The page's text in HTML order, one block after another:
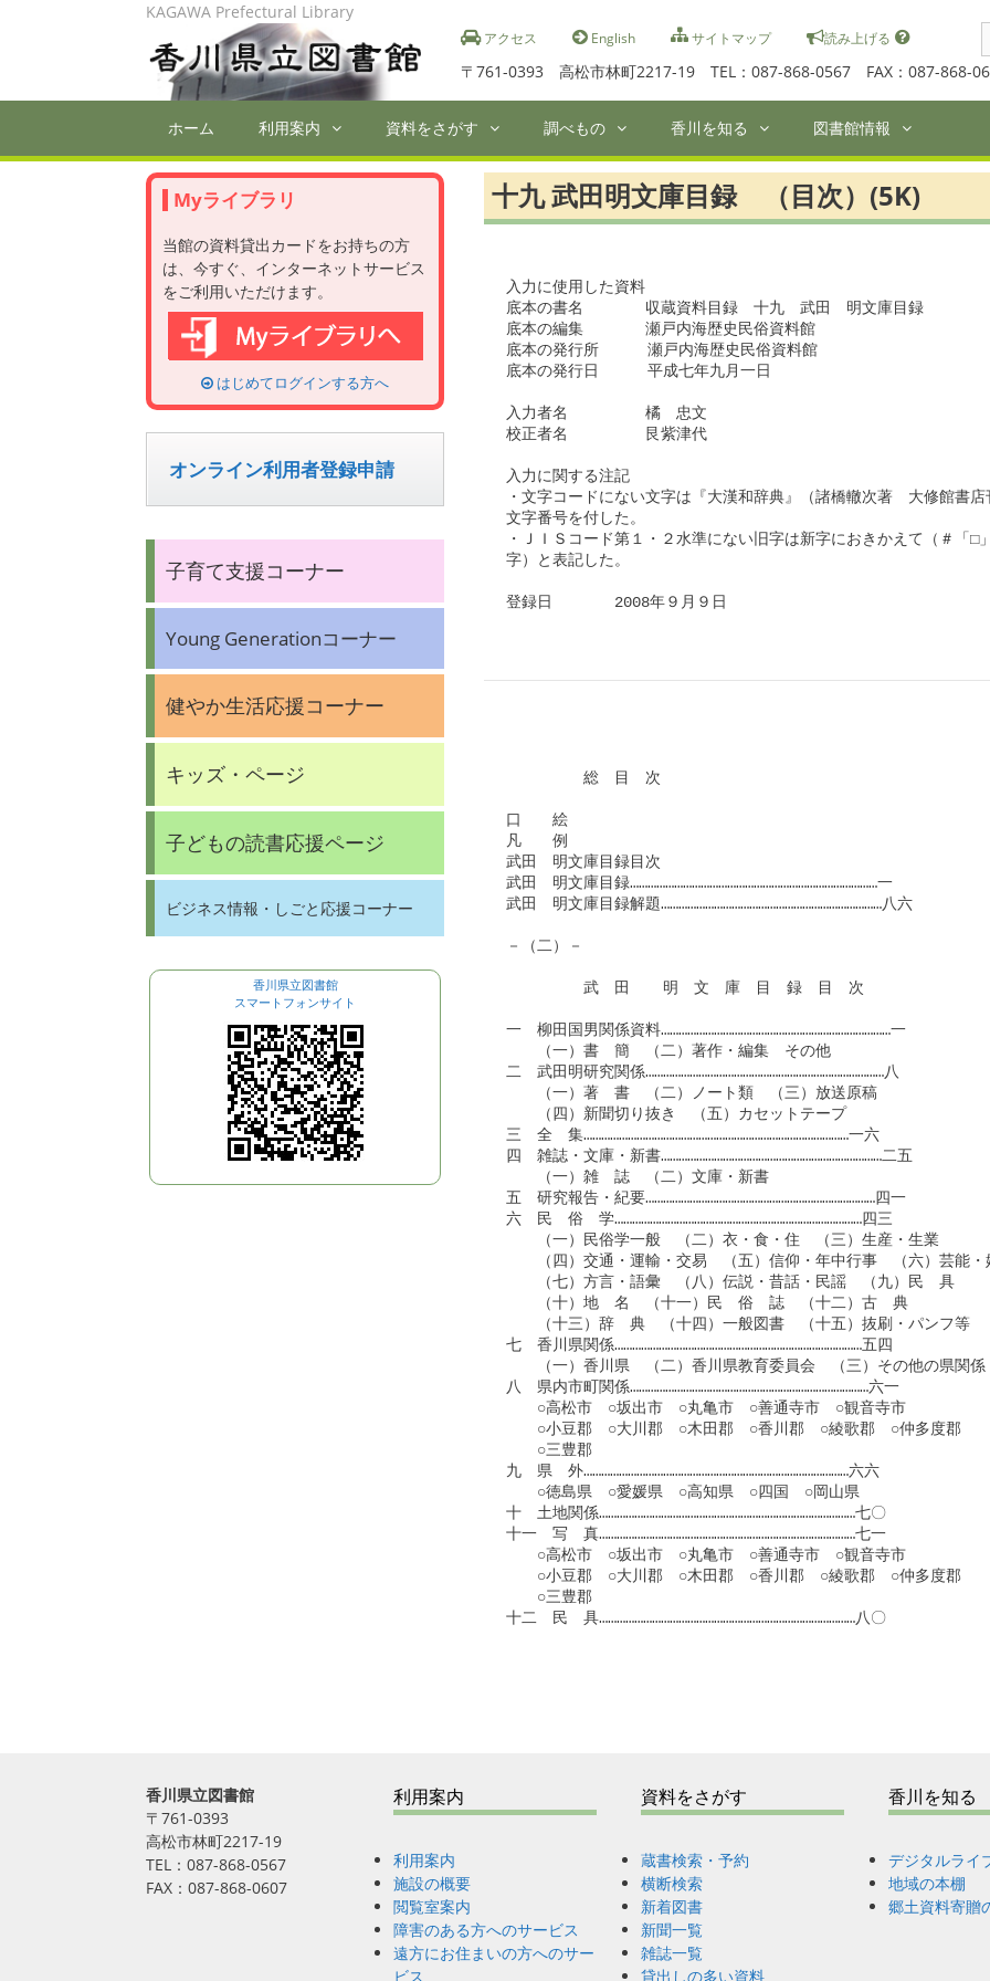
アクセス English サイトマップ 読み上げる
〒761-0393 高松市林町2217-19 TEL：087-868-0567 FAX：087-868-
KAGAWA Prefectural Library
ホーム 利用案内 資料をさがす 調べもの 香川を知る 図書館情報
十九 武田明文庫目録 （目次）(5K)
入力に使用した資料
底本の書名　　　　収蔵資料目録　十九　武田　明文庫
底本の編集　　　　瀬戸内海歴史民俗資料館
底本の発行所　　  瀬戸内海歴史民俗資料館
底本の発行日　　  平成七年九月一日
入力者名　　　　　橘　忠文
校正者名　　　　　艮紫津代
入力に関する注記
・文字コードにない文字は『大漢和辞典』（諸橋轍次著　大修館書店
文字番号を付した。
・ＪＩＳコード第１・２水準にない旧字は新字におきかえて（＃「□
字）と表記した。
登録日　　　　2008年９月９日
総　目　次
口　　絵
凡　　例
武田　明文庫目録目次
武田　明文庫目録…………………………………………………………………………一
武田　明文庫目録解題…………………………………………………………………八六
－（二）－
武　田  　明　文　庫　目　録　目　次
一　柳田国男関係資料……………………………………………………………………一
（一）書　簡　（二）著作・編集　その他
二　武田明研究関係………………………………………………………………………八
（一）著　書　（二）ノート類　（三）放送原稿
（四）新聞切り抜き　（五）カセットテープ
三　全　集………………………………………………………………………………一六
四　雑誌・文庫・新書…………………………………………………………………二五
（一）雑　誌　（二）文庫・新書
五　研究報告・紀要……………………………………………………………………四一
六　民　俗　学…………………………………………………………………………四三
（一）民俗学一般　（二）衣・食・住　（三）生産・生業
（四）交通・運輸・交易　（五）信仰・年中行事　（六）芸能・
（七）方言・語彙　（八）伝説・昔話・民謡　（九）民　具
（十）地　名　（十一）民　俗　誌　（十二）古　典
（十三）辞　典　（十四）一般図書　（十五）抜刷・パンフ
七　香川県関係…………………………………………………………………………五四
（一）香川県　（二）香川県教育委員会　（三）その他の県関係
八　県内市町関係………………………………………………………………………六一
○高松市　○坂出市　○丸亀市　○善通寺市　○観音寺市
○小豆郡　○大川郡　○木田郡　○香川郡　○綾歌郡　○仲多度郡
○三豊郡
九　県　外………………………………………………………………………………六六
○徳島県　○愛媛県　○高知県　○四国　○岡山県
十　土地関係……………………………………………………………………………七〇
十一　写　真……………………………………………………………………………七一
○高松市　○坂出市　○丸亀市　○善通寺市　○観音寺市
○小豆郡　○大川郡　○木田郡　○香川郡　○綾歌郡　○仲多度郡
○三豊郡
十二　民　具……………………………………………………………………………八〇
Myライブラリ
当館の資料貸出カードをお持ちの方
は、今すぐ、インターネットサービス
をご利用いただけます。
はじめてログインする方へ
オンライン利用者登録申請
子育て支援コーナー
Young Generationコーナー
健やか生活応援コーナー
キッズ・ページ
子どもの読書応援ページ
ビジネス情報・しごと応援コーナー
香川県立図書館
スマートフォンサイト
香川県立図書館
〒761-0393
高松市林町2217-19
TEL：087-868-0567
FAX：087-868-0607
利用案内
利用案内
施設の概要
閲覧室案内
障害のある方へのサービス
遠方にお住まいの方へのサー
ビス
資料をさがす
蔵書検索・予約
横断検索
新着図書
新聞一覧
雑誌一覧
貸出しの多い資料
香川を知る
デジタルライ
地域の本棚
郷土資料寄贈